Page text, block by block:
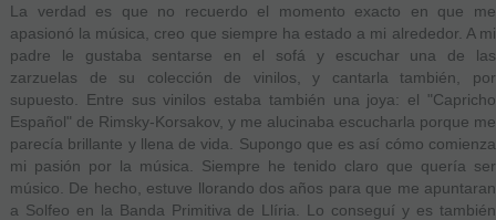
La verdad es que no recuerdo el momento exacto en que me
apasionó la música, creo que siempre ha estado a mi alrededor. A mi
padre le gustaba sentarse en el sofá y escuchar una de las
zarzuelas de su colección de vinilos, y cantarla también, por
supuesto. Entre sus vinilos estaba también una joya: el "Capricho
Español" de Rimsky-Korsakov, y me alucinaba escucharla porque me
parecía brillante y llena de vida. Supongo que es así cómo comienza
mi pasión por la música. Siempre he tenido claro que quería ser
músico. De hecho, estuve llorando dos años para que me apuntaran
a Solfeo en la Banda Primitiva de Llíria. Lo conseguí y es también